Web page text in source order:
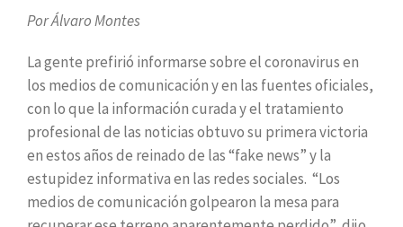
Por Álvaro Montes
La gente prefirió informarse sobre el coronavirus en
los medios de comunicación y en las fuentes oficiales,
con lo que la información curada y el tratamiento
profesional de las noticias obtuvo su primera victoria
en estos años de reinado de las “fake news” y la
estupidez informativa en las redes sociales. “Los
medios de comunicación golpearon la mesa para